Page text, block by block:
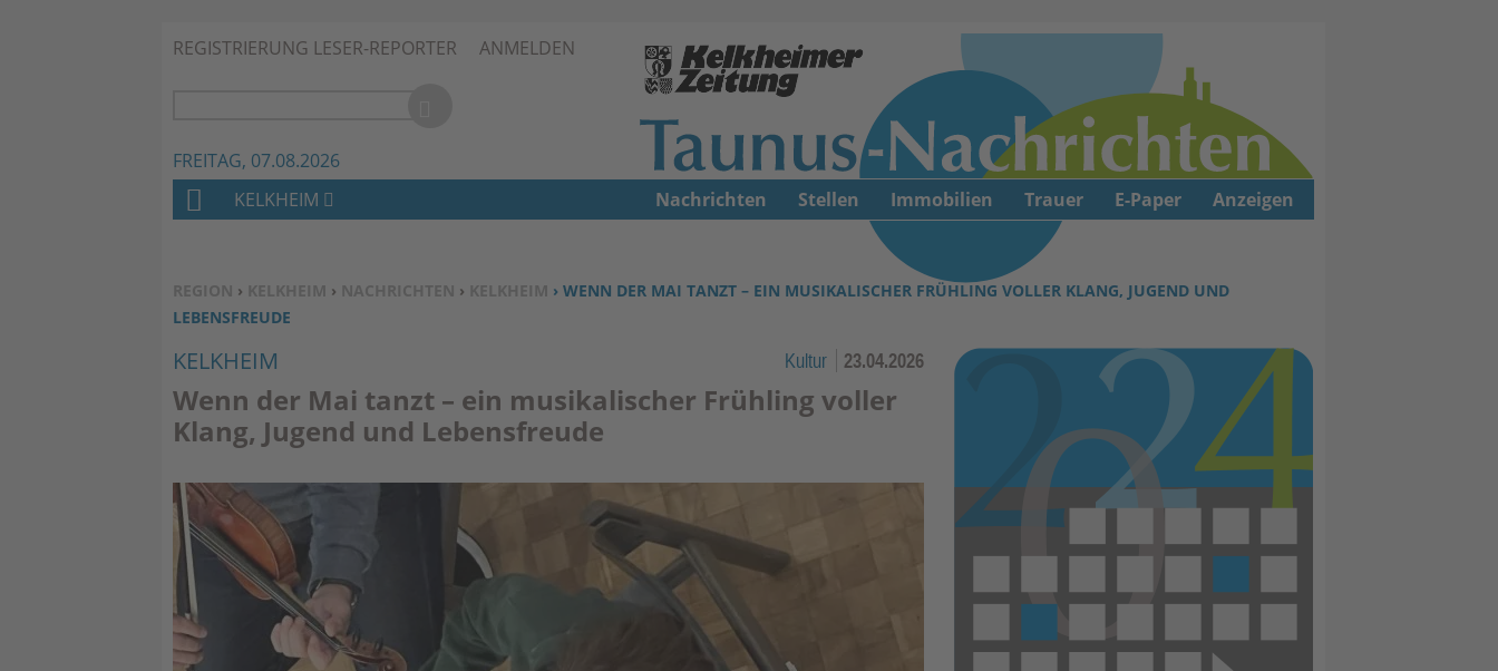
Zum Inhalt springen ↓
REGISTRIERUNG LESER-REPORTER ANMELDEN
FREITAG, 07.08.2026
SIE BEFINDEN SICH HIER:
REGION › KELKHEIM › NACHRICHTEN › KELKHEIM › WENN DER MAI TANZT – EIN MUSIKALISCHER FRÜHLING VOLLER KLANG, JUGEND UND
LEBENSFREUDE
KELKHEIM Kultur 23.04.2026
Wenn der Mai tanzt – ein musikalischer Frühling voller
Klang, Jugend und Lebensfreude
H
M
E
KELKHEIM Nachrichten Stellen Immobilien Trauer E-Paper Anzeigen